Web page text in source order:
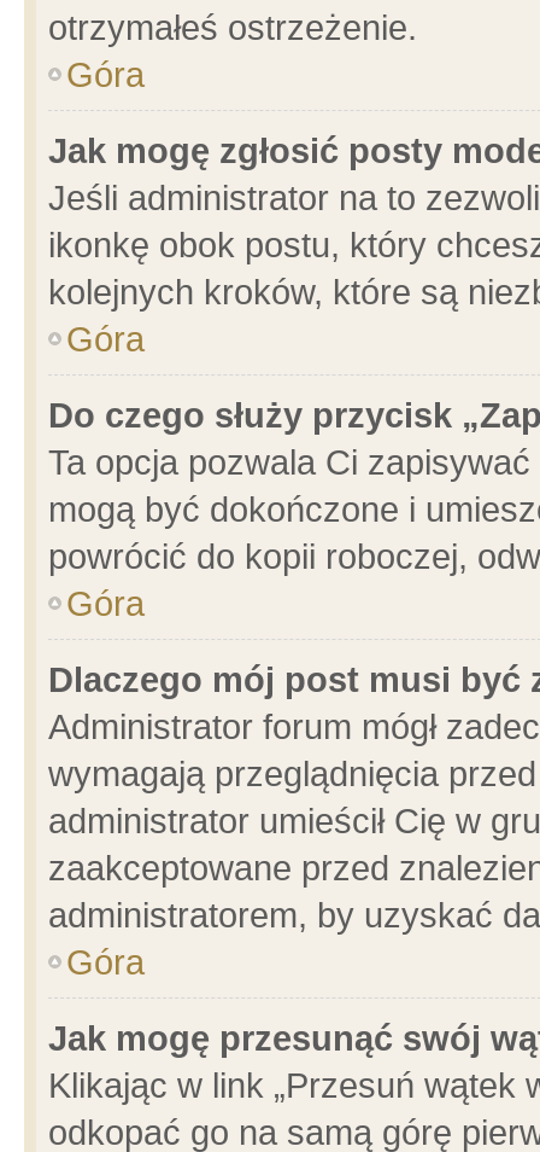
otrzymałeś ostrzeżenie.
Góra
Jak mogę zgłosić posty
Jeśli administrator na to
ikonkę obok postu, który
kolejnych kroków, które są
Góra
Do czego służy przycisk
Ta opcja pozwala Ci
mogą być dokończone i
powrócić do kopii roboczej,
Góra
Dlaczego mój post musi być
Administrator forum mógł
wymagają przeglądnięcia
administrator umieścił Cię w
zaakceptowane przed
administratorem, by uzyskać
Góra
Jak mogę przesunąć swój
Klikając w link „Przesuń wątek
odkopać go na samą górę